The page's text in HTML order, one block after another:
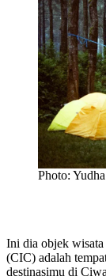
Photo:
Ini dia objek
(CIC) adalah
destinasimu di